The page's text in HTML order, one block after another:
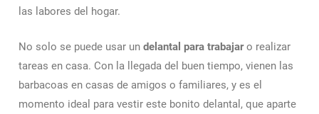
las labores del hogar.
No solo se puede usar undelantal para trabajaro realizar
tareas en casa. Con la llegada del buen tiempo, vienen las
barbacoas en casas de amigos o familiares, y es el
momento ideal para vestir este bonito delantal, que aparte